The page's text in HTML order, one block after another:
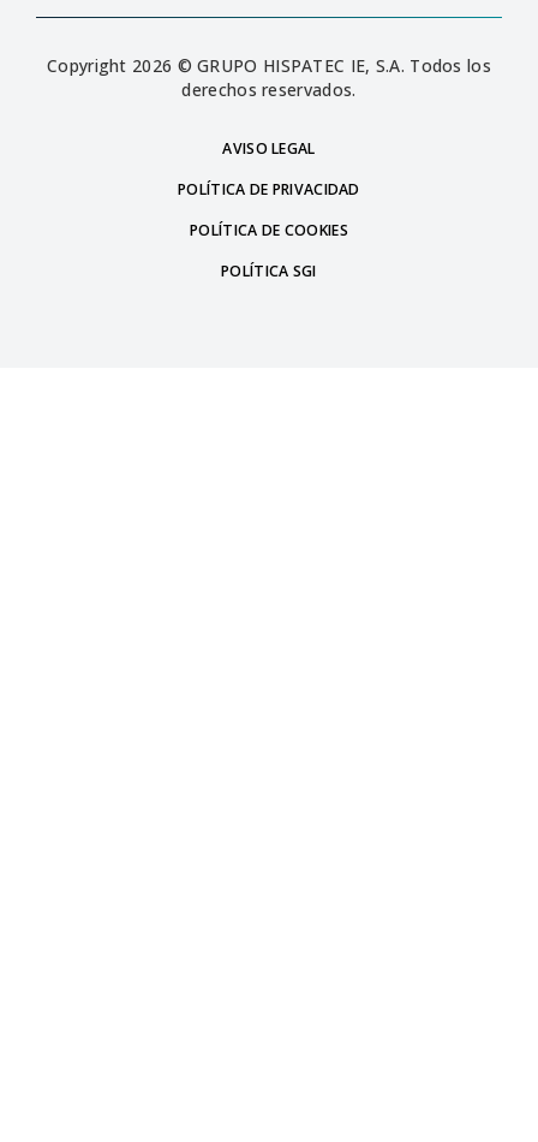
Copyright 2026 © GRUPO HISPATEC IE, S.A. Todos los
derechos reservados.
AVISO LEGAL
POLÍTICA DE PRIVACIDAD
POLÍTICA DE COOKIES
POLÍTICA SGI